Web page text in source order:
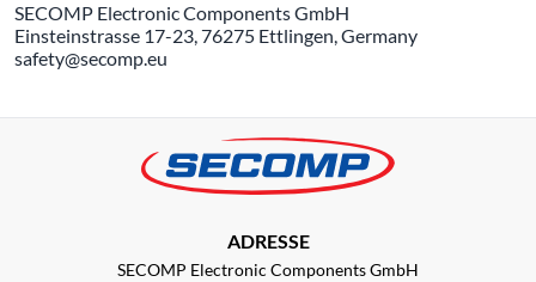
SECOMP Electronic Components GmbH
Einsteinstrasse 17-23, 76275 Ettlingen, Germany
safety@secomp.eu
ADRESSE
SECOMP Electronic Components GmbH